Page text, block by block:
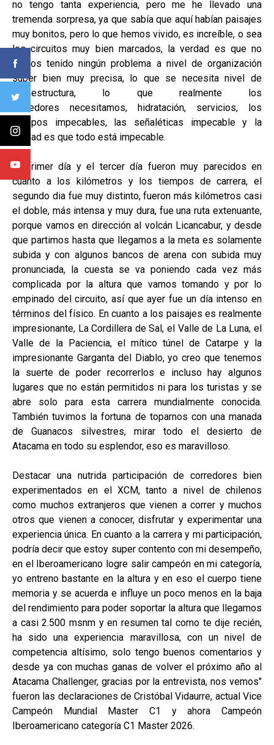
no tengo tanta experiencia, pero me he llevado una
tremenda sorpresa, ya que sabía que aquí habían paisajes
muy bonitos, pero lo que hemos vivido, es increíble, o sea
los circuitos muy bien marcados, la verdad es que no
hemos tenido ningún problema a nivel de organización
super bien muy precisa, lo que se necesita nivel de
infraestructura, lo que realmente los
corredores necesitamos, hidratación, servicios, los
tiempos impecables, las señaléticas impecable y la
verdad es que todo está impecable.
El primer día y el tercer día fueron muy parecidos en
cuanto a los kilómetros y los tiempos de carrera, el
segundo dia fue muy distinto, fueron más kilómetros casi
el doble, más intensa y muy dura, fue una ruta extenuante,
porque vamos en dirección al volcán Licancabur, y desde
que partimos hasta que llegamos a la meta es solamente
subida y con algunos bancos de arena con subida muy
pronunciada, la cuesta se va poniendo cada vez más
complicada por la altura que vamos tomando y por lo
empinado del circuito, así que ayer fue un día intenso en
términos del físico. En cuanto a los paisajes es realmente
impresionante, La Cordillera de Sal, el Valle de La Luna, el
Valle de la Paciencia, el mítico túnel de Catarpe y la
impresionante Garganta del Diablo, yo creo que tenemos
la suerte de poder recorrerlos e incluso hay algunos
lugares que no están permitidos ni para los turistas y se
abre solo para esta carrera mundialmente conocida.
También tuvimos la fortuna de toparnos con una manada
de Guanacos silvestres, mirar todo el desierto de
Atacama en todo su esplendor, eso es maravilloso.
Destacar una nutrida participación de corredores bien
experimentados en el XCM, tanto a nivel de chilenos
como muchos extranjeros que vienen a correr y muchos
otros que vienen a conocer, disfrutar y experimentar una
experiencia única. En cuanto a la carrera y mi participación,
podría decir que estoy super contento con mi desempeño,
en el Iberoamericano logre salir campeón en mi categoría,
yo entreno bastante en la altura y en eso el cuerpo tiene
memoria y se acuerda e influye un poco menos en la baja
del rendimiento para poder soportar la altura que llegamos
a casi 2.500 msnm y en resumen tal como te dije recién,
ha sido una experiencia maravillosa, con un nivel de
competencia altísimo, solo tengo buenos comentarios y
desde ya con muchas ganas de volver el próximo año al
Atacama Challenger, gracias por la entrevista, nos vemos"
fueron las declaraciones de Cristóbal Vidaurre, actual Vice
Campeón Mundial Master C1 y ahora Campeón
Iberoamericano categoría C1 Master 2026.